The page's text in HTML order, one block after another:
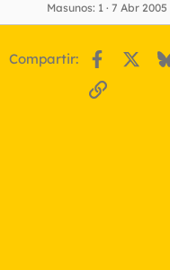
Masunos 1 7 Abr 2005
Compartir: Facebook
Enlace